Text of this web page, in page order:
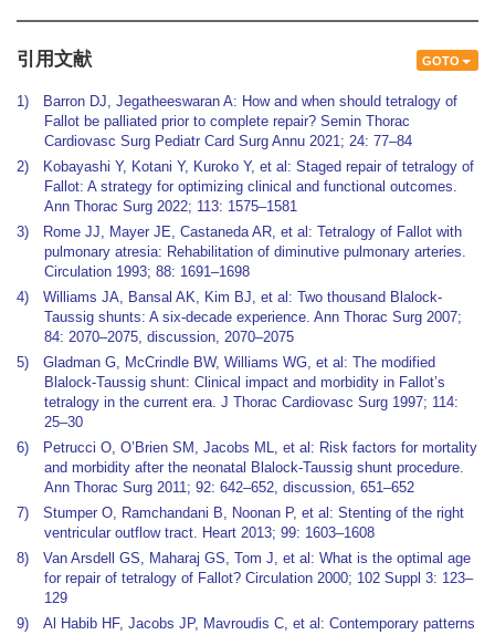
GOTO
引用文献
1) Barron DJ, Jegatheeswaran A: How and when should tetralogy of
Fallot be palliated prior to complete repair? Semin Thorac
Cardiovasc Surg Pediatr Card Surg Annu 2021; 24: 77–84
2) Kobayashi Y, Kotani Y, Kuroko Y, et al: Staged repair of tetralogy of
Fallot: A strategy for optimizing clinical and functional outcomes.
Ann Thorac Surg 2022; 113: 1575–1581
3) Rome JJ, Mayer JE, Castaneda AR, et al: Tetralogy of Fallot with
pulmonary atresia: Rehabilitation of diminutive pulmonary arteries.
Circulation 1993; 88: 1691–1698
4) Williams JA, Bansal AK, Kim BJ, et al: Two thousand Blalock-
Taussig shunts: A six-decade experience. Ann Thorac Surg 2007;
84: 2070–2075, discussion, 2070–2075
5) Gladman G, McCrindle BW, Williams WG, et al: The modified
Blalock-Taussig shunt: Clinical impact and morbidity in Fallot’s
tetralogy in the current era. J Thorac Cardiovasc Surg 1997; 114:
25–30
6) Petrucci O, O’Brien SM, Jacobs ML, et al: Risk factors for mortality
and morbidity after the neonatal Blalock-Taussig shunt procedure.
Ann Thorac Surg 2011; 92: 642–652, discussion, 651–652
7) Stumper O, Ramchandani B, Noonan P, et al: Stenting of the right
ventricular outflow tract. Heart 2013; 99: 1603–1608
8) Van Arsdell GS, Maharaj GS, Tom J, et al: What is the optimal age
for repair of tetralogy of Fallot? Circulation 2000; 102 Suppl 3: 123–
129
9) Al Habib HF, Jacobs JP, Mavroudis C, et al: Contemporary patterns